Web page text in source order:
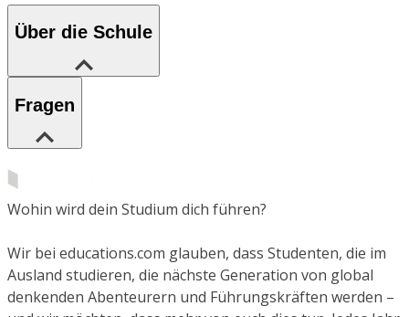
Über die Schule
Fragen
Wohin wird dein Studium dich führen?
Wir bei educations.com glauben, dass Studenten, die im
Ausland studieren, die nächste Generation von global
denkenden Abenteurern und Führungskräften werden –